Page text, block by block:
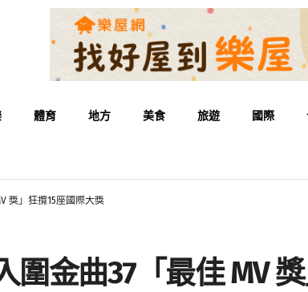
體育 地方 美食 旅遊 國際
獎」狂攬15座國際大獎
圍金曲37「最佳 MV